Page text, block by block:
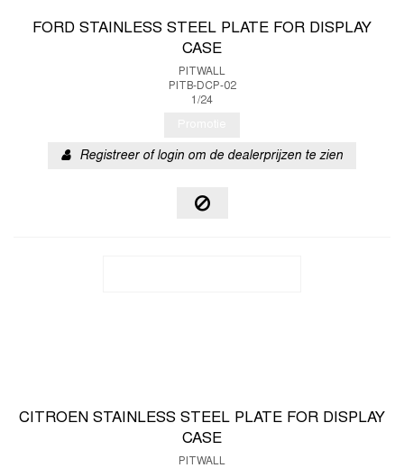
FORD STAINLESS STEEL PLATE FOR DISPLAY
CASE
PITWALL
PITB-DCP-02
1/24
Registreer of login om de dealerprijzen te zien
CITROEN STAINLESS STEEL PLATE FOR DISPLAY
CASE
PITWALL